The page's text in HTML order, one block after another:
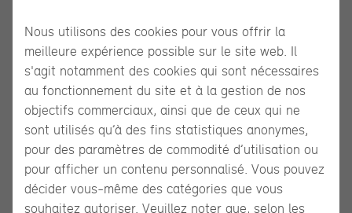
AG-066-A
Immeuble résidentiel
Nous utilisons des cookies pour vous offrir la
meilleure expérience possible sur le site web. Il
s'agit notamment des cookies qui sont nécessaires
au fonctionnement du site et à la gestion de nos
objectifs commerciaux, ainsi que de ceux qui ne
sont utilisés qu’à des fins statistiques anonymes,
pour des paramètres de commodité d’utilisation ou
pour afficher un contenu personnalisé. Vous pouvez
décider vous-même des catégories que vous
souhaitez autoriser. Veuillez noter que, selon les